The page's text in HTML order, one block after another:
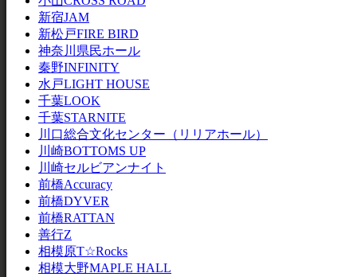
新宿JAM
新松戸FIRE BIRD
神奈川県民ホール
秦野INFINITY
水戸LIGHT HOUSE
千葉LOOK
千葉STARNITE
川口総合文化センター（リリアホール）
川崎BOTTOMS UP
川崎セルビアンナイト
前橋Accuracy
前橋DYVER
前橋RATTAN
善行Z
相模原T☆Rocks
相模大野MAPLE HALL